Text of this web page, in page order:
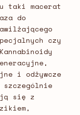
taki macerat
do
czy
i odżywcze
się z